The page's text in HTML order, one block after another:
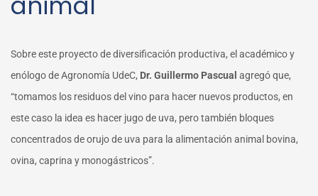
Sobre este proyecto de diversificación productiva, el académico y
enólogo de Agronomía UdeC, Dr. Guillermo Pascual agregó que,
“tomamos los residuos del vino para hacer nuevos productos, en
este caso la idea es hacer jugo de uva, pero también bloques
concentrados de orujo de uva para la alimentación animal bovina,
ovina, caprina y monogástricos”.